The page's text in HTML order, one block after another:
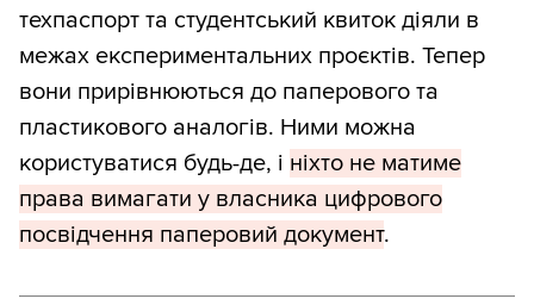
техпаспорт та студентський квиток діяли в
межах експериментальних проєктів. Тепер
вони прирівнюються до паперового та
пластикового аналогів. Ними можна
користуватися будь-де, і ніхто не матиме
права вимагати у власника цифрового
посвідчення паперовий документ.